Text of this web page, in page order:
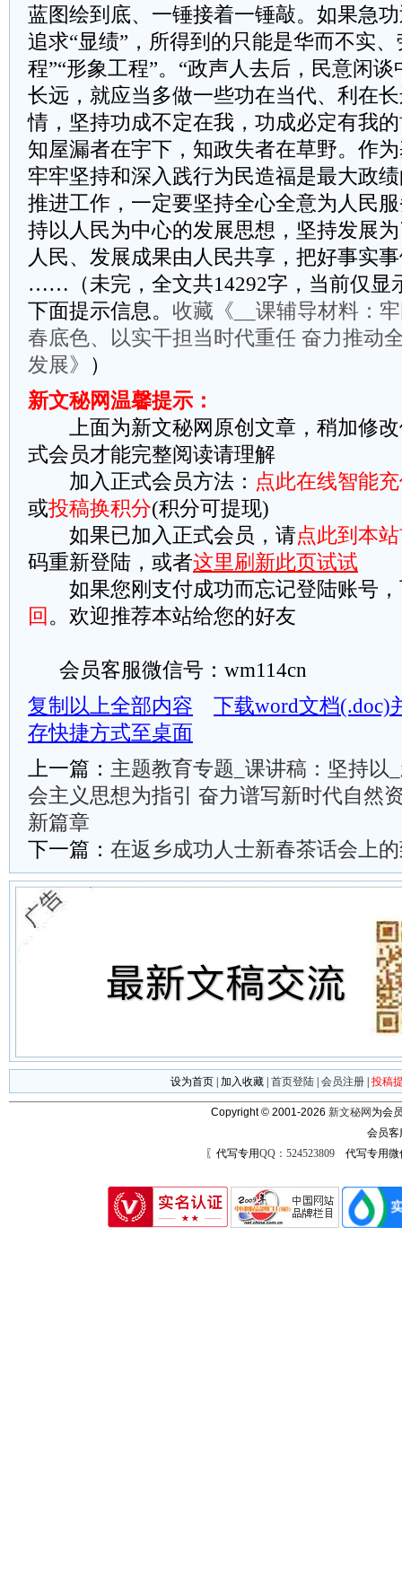
蓝图绘到底、一锤接着一锤敲。如果急
追求“显绩”，所得到的只能是华而不实
程”“形象工程”。“政声人去后，民意闲
长远，就应当多做一些功在当代、利在
情，坚持功成不定在我，功成必定有我
知屋漏者在宇下，知政失者在草野。作
牢牢坚持和深入践行为民造福是最大政
推进工作，一定要坚持全心全意为人民
持以人民为中心的发展思想，坚持发展
人民、发展成果由人民共享，把好事实
……（未完，全文共14292字，当前仅显
下面提示信息。 收藏《__课辅导材料：
春底色、以实干担当时代重任 奋力推动
发展》
）
新文秘网温馨提示：
上面为新文秘网原创文章，稍加修改
式会员才能完整阅读请理解
加入正式会员方法： 点此在线智能
或投稿换积分(积分可提现)
如果已加入正式会员，请点此到本
码重新登陆，或者这里刷新此页试试
如果您刚支付成功而忘记登陆账号，
回 。欢迎推荐本站给您的好友
会员客服微信号：wm114cn
复制以上全部内容
下载word文档(.doc)
存快捷方式至桌面
上一篇： 主题教育专题_课讲稿：坚持以
会主义思想为指引 奋力谱写新时代自然
新篇章
下一篇： 在返乡成功人士新春茶话会上
设为首页 加入收藏 首页登陆 会员注册 投稿
Copyright © 2001-2026 新文秘网 为会
会员
〖代写专用QQ：524523809代写专用微